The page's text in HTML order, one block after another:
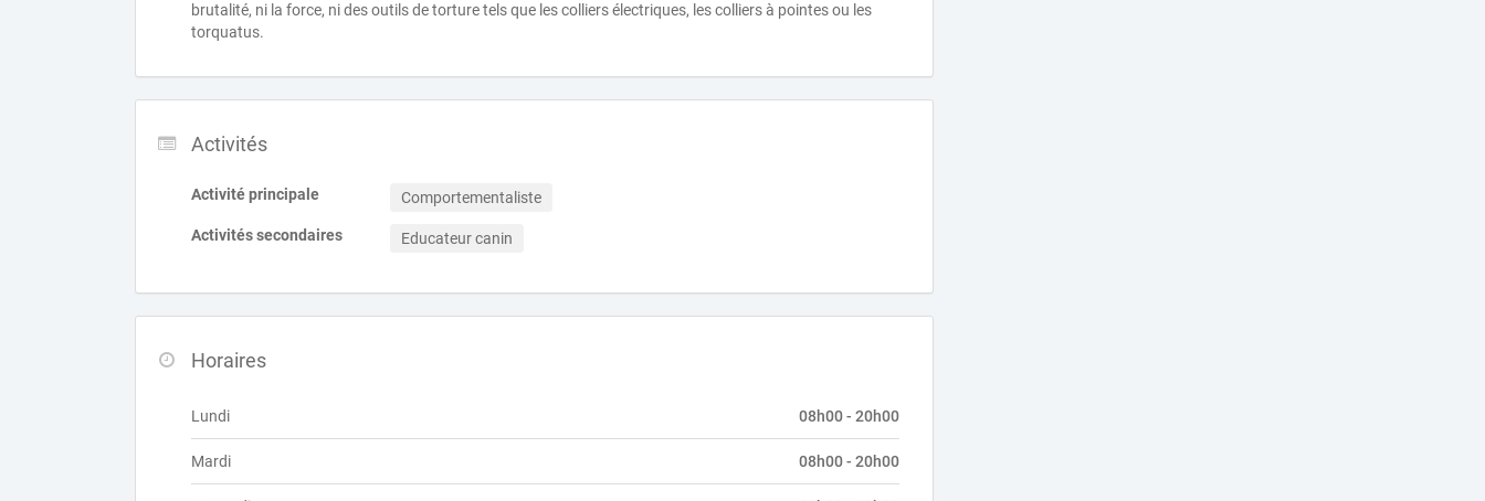
brutalité, ni la force, ni des outils de torture tels que les colliers électriques, les colliers à pointes ou les
torquatus.
Activités
Activité principale Comportementaliste
Activités secondaires Educateur canin
Horaires
Lundi 08h00 - 20h00
Mardi 08h00 - 20h00